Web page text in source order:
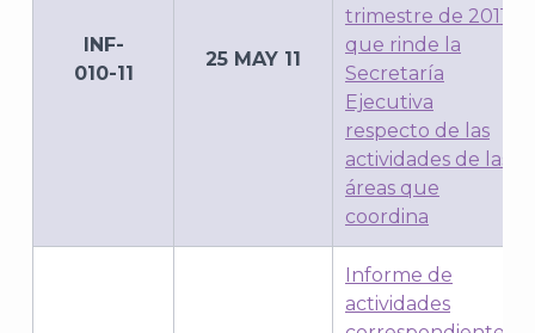
INF-
010-11
25 MAY 11
trimestre de 2011
que rinde la
Secretaría
Ejecutiva
respecto de las
actividades de las
áreas que
coordina
Informe de
actividades